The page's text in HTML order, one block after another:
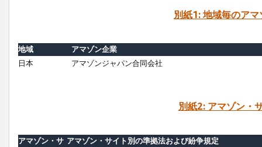
別紙1: 地域毎のア
地域
アマゾン企業
日本
アマゾンジャパン合同会社
別紙2: アマゾン・
アマゾン・サ アマゾン・サイト別の準拠法および紛争規定